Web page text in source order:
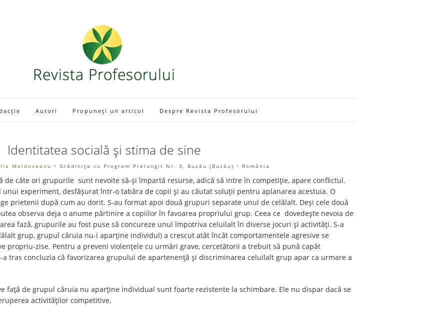
Autori Propuneți un articol Despre Revista Profesorului
Identitatea socială și stima de sine
Moldoveanu • Grădinița cu Program Prelungit Nr. 3, Buzău (Buzău) • România
de câte ori grupurile sunt nevoite să-și împartă resurse, adică să intre în competiție, apare conflictul.
experiment, desfășurat într-o tabăra de copii și au căutat soluții pentru aplanarea acestuia. O
prietenii după cum au dorit. S-au format apoi două grupuri separate unul de celălalt. Deși cele două
observa deja o anume părtinire a copiilor în favoarea propriului grup. Ceea ce dovedește nevoia de
fază, grupurile au fost puse să concureze unul împotriva celuilalt în diverse jocuri și activități. S-a
grup, grupul căruia nu-i aparține individul) a crescut atât încât comportamentele agresive se
propriu-zise. Pentru a preveni violențele cu urmări grave, cercetătorii a trebuit să pună capăt
tras concluzia că favorizarea grupului de apartenență și discriminarea celuilalt grup apar ca urmare a
faţă de grupul căruia nu aparține individual sunt foarte rezistente la schimbare. Ele nu dispar dacă se
activităților competitive.